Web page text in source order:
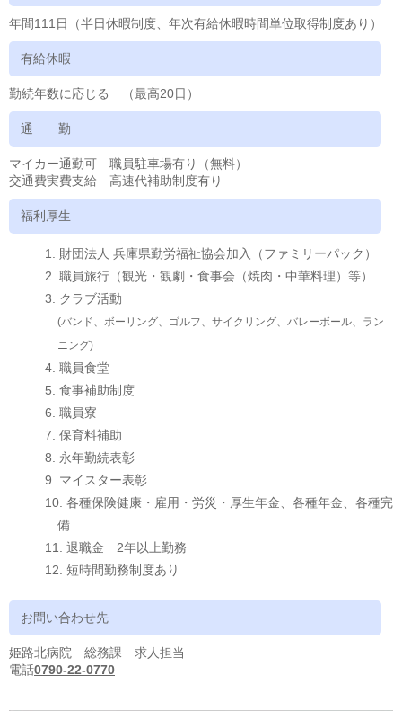
年間111日（半日休暇制度、年次有給休暇時間単位取得制度あり）
有給休暇
勤続年数に応じる （最高20日）
通 勤
マイカー通勤可 職員駐車場有り（無料）
交通費実費支給 高速代補助制度有り
福利厚生
財団法人 兵庫県勤労福祉協会加入（ファミリーパック）
職員旅行（観光・観劇・食事会（焼肉・中華料理）等）
クラブ活動
(バンド、ボーリング、ゴルフ、サイクリング、バレーボール、ラン
ニング)
職員食堂
食事補助制度
職員寮
保育料補助
永年勤続表彰
マイスター表彰
各種保険健康・雇用・労災・厚生年金、各種年金、各種完
備
退職金 2年以上勤務
短時間勤務制度あり
お問い合わせ先
姫路北病院 総務課 求人担当
電話0790-22-0770